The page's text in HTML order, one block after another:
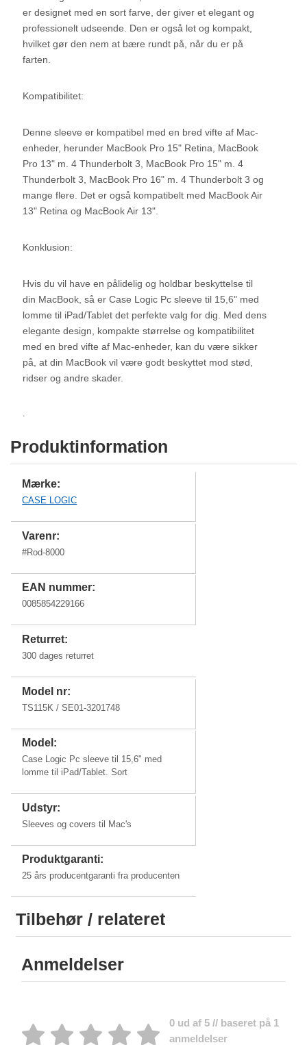
er designet med en sort farve, der giver et elegant og
professionelt udseende. Den er også let og kompakt,
hvilket gør den nem at bære rundt på, når du er på
farten.
Kompatibilitet:
Denne sleeve er kompatibel med en bred vifte af Mac-
enheder, herunder MacBook Pro 15" Retina, MacBook
Pro 13" m. 4 Thunderbolt 3, MacBook Pro 15" m. 4
Thunderbolt 3, MacBook Pro 16" m. 4 Thunderbolt 3 og
mange flere. Det er også kompatibelt med MacBook Air
13" Retina og MacBook Air 13".
Konklusion:
Hvis du vil have en pålidelig og holdbar beskyttelse til
din MacBook, så er Case Logic Pc sleeve til 15,6" med
lomme til iPad/Tablet det perfekte valg for dig. Med dens
elegante design, kompakte størrelse og kompatibilitet
med en bred vifte af Mac-enheder, kan du være sikker
på, at din MacBook vil være godt beskyttet mod stød,
ridser og andre skader.
.
Produktinformation
Mærke:
CASE LOGIC
Varenr:
#Rod-8000
EAN nummer:
0085854229166
Returret:
300 dages returret
Model nr:
TS115K / SE01-3201748
Model:
Case Logic Pc sleeve til 15,6" med
lomme til iPad/Tablet. Sort
Udstyr:
Sleeves og covers til Mac's
Produktgaranti:
25 års producentgaranti fra producenten
Tilbehør / relateret
Anmeldelser
0 ud af 5 // baseret på 1
anmeldelser